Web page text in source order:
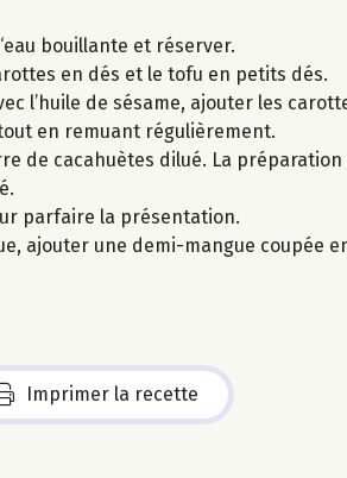
bouillante et réserver.
en dés et le tofu en petits dés.
l’huile de sésame, ajouter les
en remuant régulièrement.
de cacahuètes dilué. La
parfaire la présentation.
ajouter une demi-mangue coupée
Imprimer la recette